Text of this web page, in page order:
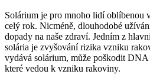
Solárium je​ pro mnoho lidí oblíbenou
celý rok. Nicméně, dlouhodobé⁤
dopady na ⁣naše zdraví. Jedním z
solária je zvyšování rizika⁣ vzniku
vydává solárium, může poškodit​ DNA⁤
které vedou ‌k vzniku rakoviny.